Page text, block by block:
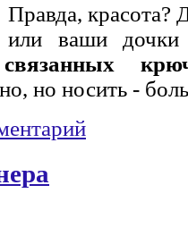
Правда, красота?
или ваши дочки
но носить -